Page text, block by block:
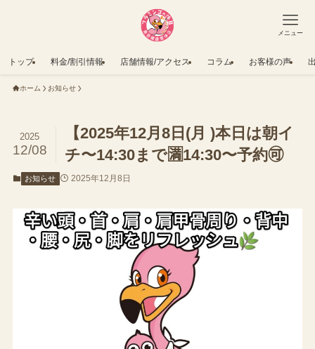
メニュー
トップ 料金/割引情報 店舗情報/アクセス コラム お客様の声
ホーム お知らせ
【2025年12月8日(月 )本日は朝イ
チ〜14:30まで🈵14:30〜予約🉑
2025
12/08
お知らせ 2025年12月8日